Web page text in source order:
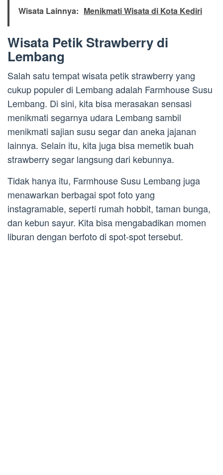
Wisata Lainnya: Menikmati Wisata di Kota Kediri
Wisata Petik Strawberry di
Lembang
Salah satu tempat wisata petik strawberry yang
cukup populer di Lembang adalah Farmhouse Susu
Lembang. Di sini, kita bisa merasakan sensasi
menikmati segarnya udara Lembang sambil
menikmati sajian susu segar dan aneka jajanan
lainnya. Selain itu, kita juga bisa memetik buah
strawberry segar langsung dari kebunnya.
Tidak hanya itu, Farmhouse Susu Lembang juga
menawarkan berbagai spot foto yang
instagramable, seperti rumah hobbit, taman bunga,
dan kebun sayur. Kita bisa mengabadikan momen
liburan dengan berfoto di spot-spot tersebut.